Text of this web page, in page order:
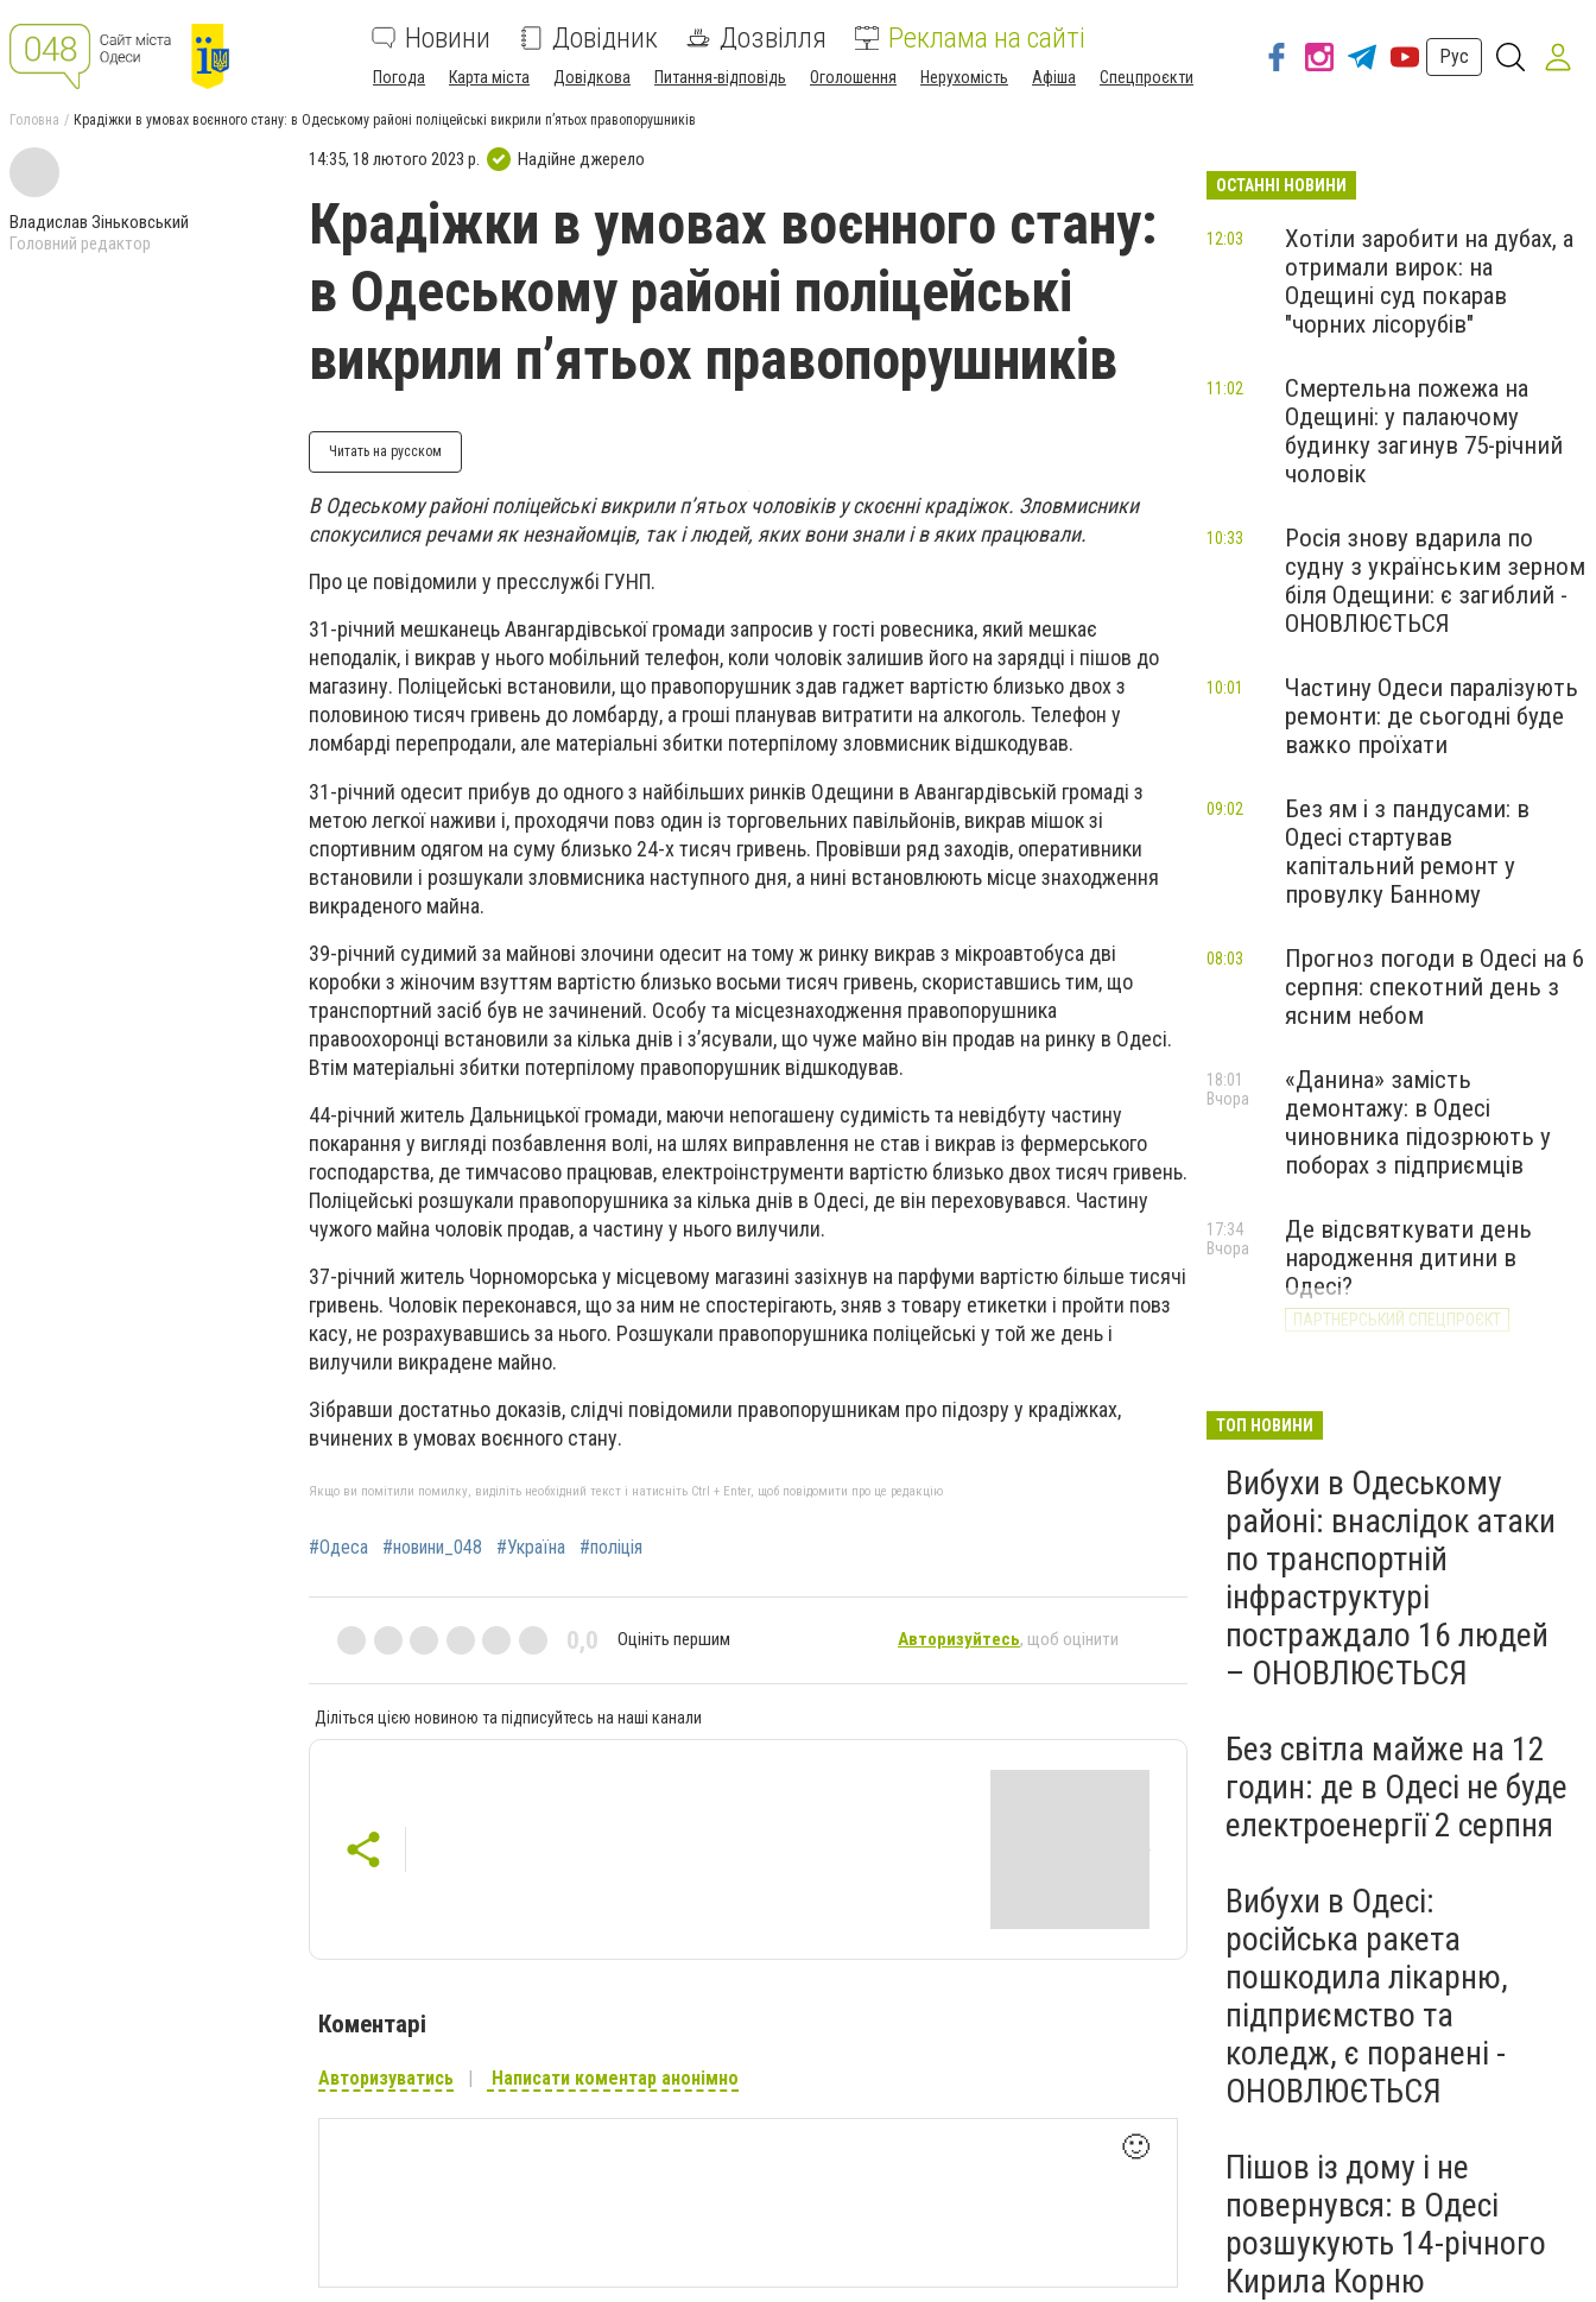
Новини Довідник Дозвілля Реклама на сайті
Погода Карта міста Довідкова Питання-відповідь Оголошення Нерухомість Афіша Спецпроєкти
Рус
Головна Крадіжки в умовах воєнного стану: в Одеському районі поліцейські викрили п’ятьох правопорушників
Владислав Зіньковський
Головний редактор
14:35, 18 лютого 2023 р. Надійне джерело
Крадіжки в умовах воєнного стану:
в Одеському районі поліцейські
викрили п’ятьох правопорушників
Читать на русском
В Одеському районі поліцейські викрили п’ятьох чоловіків у скоєнні крадіжок. Зловмисники
спокусилися речами як незнайомців, так і людей, яких вони знали і в яких працювали.
Про це повідомили у пресслужбі ГУНП.
31-річний мешканець Авангардівської громади запросив у гості ровесника, який мешкає
неподалік, і викрав у нього мобільний телефон, коли чоловік залишив його на зарядці і пішов до
магазину. Поліцейські встановили, що правопорушник здав гаджет вартістю близько двох з
половиною тисяч гривень до ломбарду, а гроші планував витратити на алкоголь. Телефон у
ломбарді перепродали, але матеріальні збитки потерпілому зловмисник відшкодував.
31-річний одесит прибув до одного з найбільших ринків Одещини в Авангардівській громаді з
метою легкої наживи і, проходячи повз один із торговельних павільйонів, викрав мішок зі
спортивним одягом на суму близько 24-х тисяч гривень. Провівши ряд заходів, оперативники
встановили і розшукали зловмисника наступного дня, а нині встановлюють місце знаходження
викраденого майна.
39-річний судимий за майнові злочини одесит на тому ж ринку викрав з мікроавтобуса дві
коробки з жіночим взуттям вартістю близько восьми тисяч гривень, скориставшись тим, що
транспортний засіб був не зачинений. Особу та місцезнаходження правопорушника
правоохоронці встановили за кілька днів і з’ясували, що чуже майно він продав на ринку в Одесі.
Втім матеріальні збитки потерпілому правопорушник відшкодував.
44-річний житель Дальницької громади, маючи непогашену судимість та невідбуту частину
покарання у вигляді позбавлення волі, на шлях виправлення не став і викрав із фермерського
господарства, де тимчасово працював, електроінструменти вартістю близько двох тисяч гривень.
Поліцейські розшукали правопорушника за кілька днів в Одесі, де він переховувався. Частину
чужого майна чоловік продав, а частину у нього вилучили.
37-річний житель Чорноморська у місцевому магазині зазіхнув на парфуми вартістю більше тисячі
гривень. Чоловік переконався, що за ним не спостерігають, зняв з товару етикетки і пройти повз
касу, не розрахувавшись за нього. Розшукали правопорушника поліцейські у той же день і
вилучили викрадене майно.
Зібравши достатньо доказів, слідчі повідомили правопорушникам про підозру у крадіжках,
вчинених в умовах воєнного стану.
Якщо ви помітили помилку, виділіть необхідний текст і натисніть Ctrl + Enter, щоб повідомити про це редакцію
#Одеса #новини_048 #Україна #поліція
0,0 Оцініть першим Авторизуйтесь, щоб оцінити
Діліться цією новиною та підписуйтесь на наші канали
Коментарі
Авторизуватись Написати коментар анонімно
🙂
ОСТАННІ НОВИНИ
Хотіли заробити на дубах, а
отримали вирок: на
Одещині суд покарав
"чорних лісорубів"
12:03
Смертельна пожежа на
Одещині: у палаючому
будинку загинув 75-річний
чоловік
11:02
Росія знову вдарила по
судну з українським зерном
біля Одещини: є загиблий -
ОНОВЛЮЄТЬСЯ
10:33
Частину Одеси паралізують
ремонти: де сьогодні буде
важко проїхати
10:01
Без ям і з пандусами: в
Одесі стартував
капітальний ремонт у
провулку Банному
09:02
Прогноз погоди в Одесі на 6
серпня: спекотний день з
ясним небом
08:03
«Данина» замість
демонтажу: в Одесі
чиновника підозрюють у
поборах з підприємців
18:01
Вчора
Де відсвяткувати день
народження дитини в
Одесі?
ПАРТНЕРСЬКИЙ СПЕЦПРОЄКТ
17:34
Вчора
ТОП НОВИНИ
Вибухи в Одеському
районі: внаслідок атаки
по транспортній
інфраструктурі
постраждало 16 людей
– ОНОВЛЮЄТЬСЯ
Без світла майже на 12
годин: де в Одесі не буде
електроенергії 2 серпня
Вибухи в Одесі:
російська ракета
пошкодила лікарню,
підприємство та
коледж, є поранені -
ОНОВЛЮЄТЬСЯ
Пішов із дому і не
повернувся: в Одесі
розшукують 14-річного
Кирила Корню